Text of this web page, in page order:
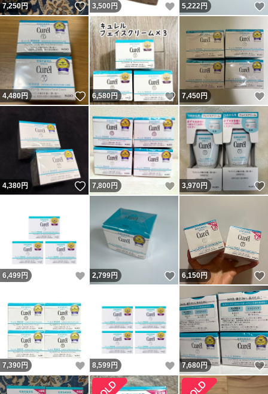
7,250円 いいね！
3,500 円 いいね！
5,222円
4,480円 いいね！
6,580円 いいね！
7,450円
4,380円 いいね！
7,800 円 いいね！
3,970円
6,499円 いいね！
2,799円 いいね！
6,150円
7,390 円 いいね！
8,599円 いいね！
7,680円